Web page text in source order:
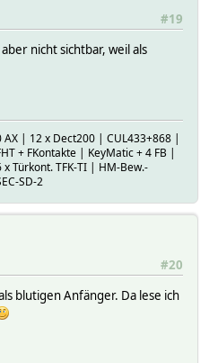
#19
nicht sichtbar, weil als
AX | 12 x Dect200 | CUL433+868 |
+ FKontakte | KeyMatic + 4 FB |
Türkont. TFK-TI | HM-Bew.-
SD-2
#20
blutigen Anfänger. Da lese ich